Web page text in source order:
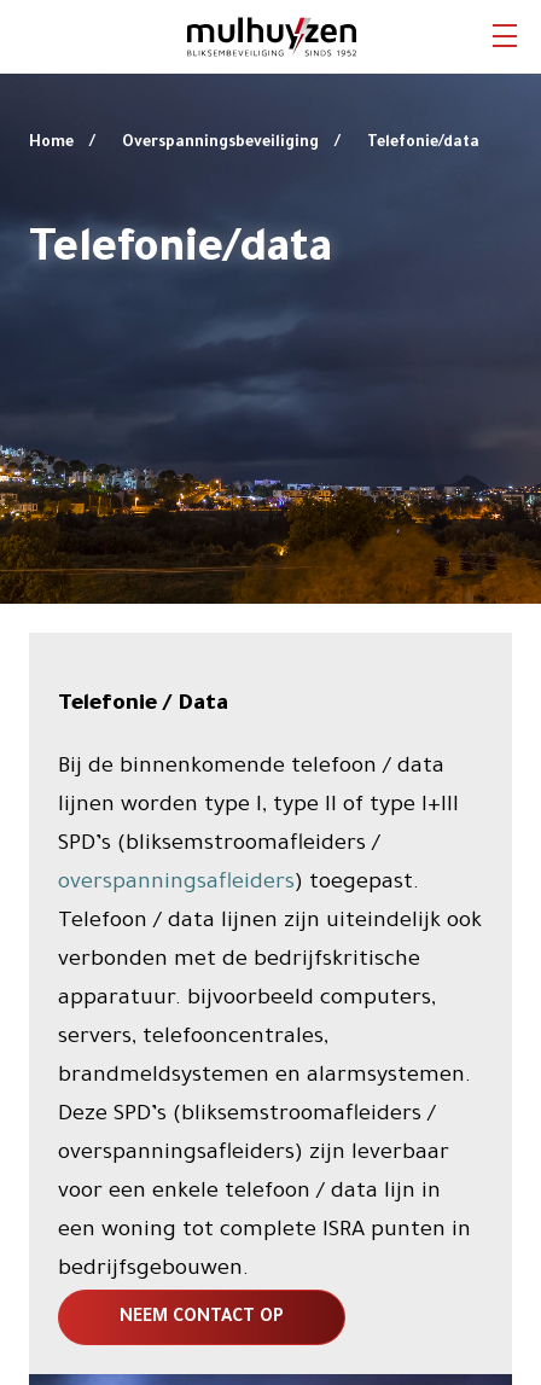
Home
Aardingsstystemen
Overspanningsbeveiliging
Diensten
Kennisbank
Contact
Home Overspanningsbeveiliging Telefonie/data
Telefonie/data
Telefonie / Data
Bij de binnenkomende telefoon / data
lijnen worden type I, type II of type I+III
SPD’s (bliksemstroomafleiders /
overspanningsafleiders) toegepast.
Telefoon / data lijnen zijn uiteindelijk ook
verbonden met de bedrijfskritische
apparatuur. bijvoorbeeld computers,
servers, telefooncentrales,
brandmeldsystemen en alarmsystemen.
Deze SPD’s (bliksemstroomafleiders /
overspanningsafleiders) zijn leverbaar
voor een enkele telefoon / data lijn in
een woning tot complete ISRA punten in
bedrijfsgebouwen.
NEEM CONTACT OP